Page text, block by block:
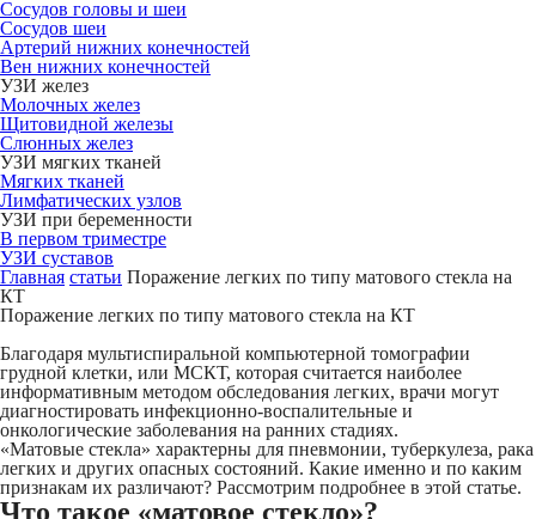
Сосудов головы и шеи
Сосудов шеи
Артерий нижних конечностей
Вен нижних конечностей
УЗИ желез
Молочных желез
Щитовидной железы
Слюнных желез
УЗИ мягких тканей
Мягких тканей
Лимфатических узлов
УЗИ при беременности
В первом триместре
УЗИ суставов
Главная статьи Поражение легких по типу матового стекла на
КТ
Поражение легких по типу матового стекла на КТ
Благодаря мультиспиральной компьютерной томографии
грудной клетки, или МСКТ, которая считается наиболее
информативным методом обследования легких, врачи могут
диагностировать инфекционно-воспалительные и
онкологические заболевания на ранних стадиях.
«Матовые стекла» характерны для пневмонии, туберкулеза, рака
легких и других опасных состояний. Какие именно и по каким
признакам их различают? Рассмотрим подробнее в этой статье.
Что такое «матовое стекло»?